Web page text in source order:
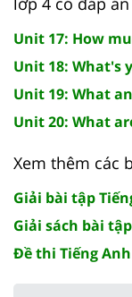
Unit 17: How
Unit 18: What's
Unit 19: What
Unit 20: What
Xem thêm các
Giải bài tập
Giải sách bài
Đề thi Tiếng